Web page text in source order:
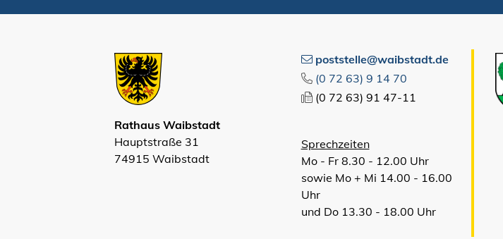
Rathaus Waibstadt
Hauptstraße 31
74915 Waibstadt
poststelle@waibstadt.de
(0 72 63) 9 14 70
(0 72 63) 91 47-11
Sprechzeiten
Mo - Fr 8.30 - 12.00 Uhr
sowie Mo + Mi 14.00 - 16.00
Uhr
und Do 13.30 - 18.00 Uhr